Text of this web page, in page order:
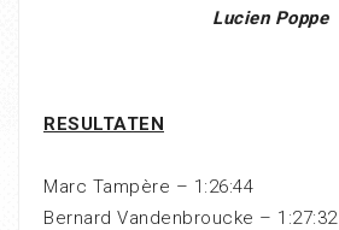
Lucien Poppe
RESULTATEN
Marc Tampère – 1:26:44
Bernard Vandenbroucke – 1:27:32